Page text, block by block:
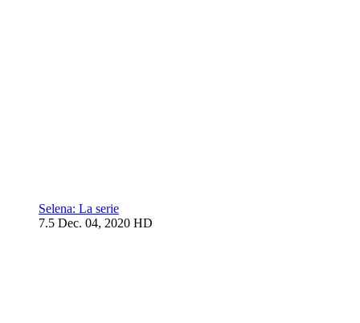
Selena: La serie
7.5 Dec. 04, 2020 HD